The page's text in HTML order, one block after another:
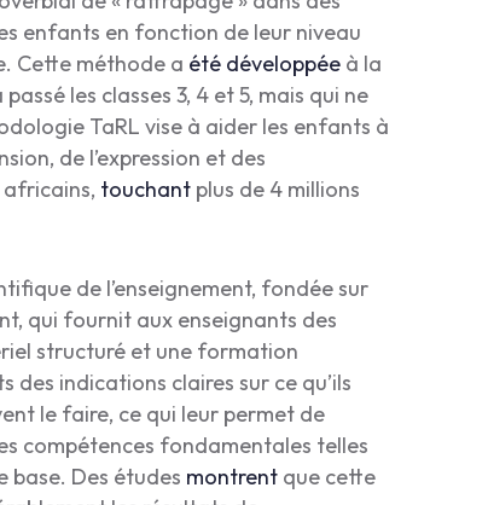
enfants en fonction de leur niveau
Cette méthode a été développéeà la
les classes 3, 4 et 5, mais qui ne
TaRL vise à aider les enfants à
de l’expression et des
touchantplus de 4 millions
de l’enseignement, fondée sur
qui fournit aux enseignants des
structuré et une formation
indications claires sur ce qu’ils
le faire, ce qui leur permet de
compétences fondamentales telles
base. Des études montrentque cette